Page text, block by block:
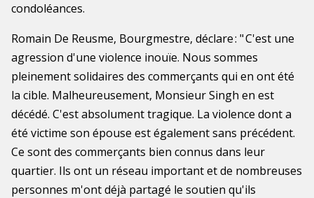
condoléances.
Romain De Reusme, Bourgmestre, déclare : " C'est une
agression d'une violence inouïe. Nous sommes
pleinement solidaires des commerçants qui en ont été
la cible. Malheureusement, Monsieur Singh en est
décédé. C'est absolument tragique. La violence dont a
été victime son épouse est également sans précédent.
Ce sont des commerçants bien connus dans leur
quartier. Ils ont un réseau important et de nombreuses
personnes m'ont déjà partagé le soutien qu'ils